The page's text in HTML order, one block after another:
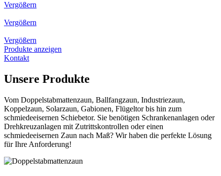
Vergößern
Vergößern
Vergößern
Produkte anzeigen
Kontakt
Unsere Produkte
Vom Doppelstabmattenzaun, Ballfangzaun, Industriezaun,
Koppelzaun, Solarzaun, Gabionen, Flügeltor bis hin zum
schmiedeeisernen Schiebetor. Sie benötigen Schrankenanlagen oder
Drehkreuzanlagen mit Zutrittskontrollen oder einen
schmiedeeisernen Zaun nach Maß? Wir haben die perfekte Lösung
für Ihre Anforderung!